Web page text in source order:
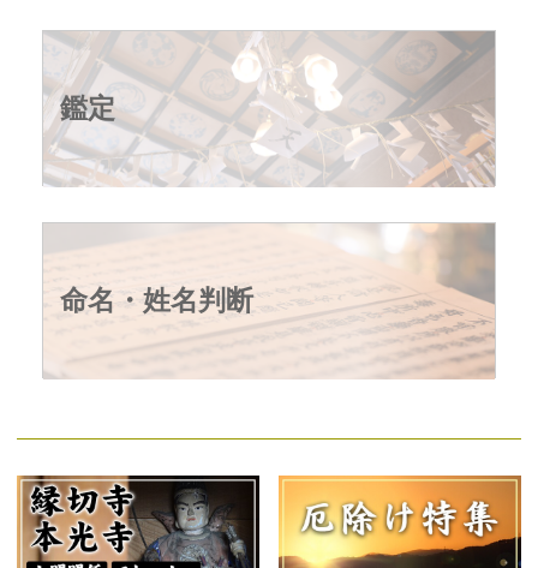
鑑定
命名・姓名判断